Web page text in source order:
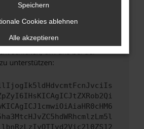
an den Webseitenbetreiber.
oben genannten Schritte versucht
Problem zu beheben. Du kannst
schicken, um uns bei der
unterstützen:
Speichern
Cookies ablehnen
Alle akzeptieren